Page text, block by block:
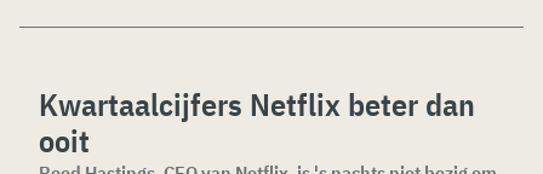
Kwartaalcijfers Netflix beter dan
ooit